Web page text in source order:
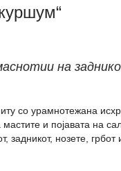
на
со урамнотежана
и појавата на
задникот, нозете,